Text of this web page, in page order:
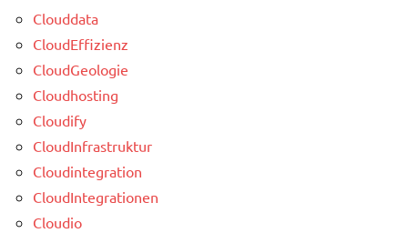
Clouddata
CloudEffizienz
CloudGeologie
Cloudhosting
Cloudify
CloudInfrastruktur
Cloudintegration
CloudIntegrationen
Cloudio